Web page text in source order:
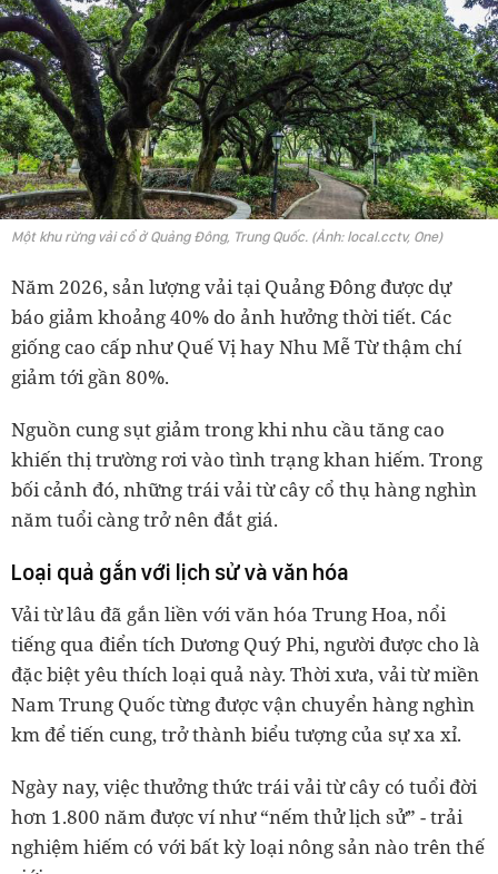
Một khu rừng vải cổ ở Quảng Đông, Trung Quốc. (Ảnh: local.cctv, One)
Năm 2026, sản lượng vải tại Quảng Đông được dự
báo giảm khoảng 40% do ảnh hưởng thời tiết. Các
giống cao cấp như Quế Vị hay Nhu Mễ Từ thậm chí
giảm tới gần 80%.
Nguồn cung sụt giảm trong khi nhu cầu tăng cao
khiến thị trường rơi vào tình trạng khan hiếm. Trong
bối cảnh đó, những trái vải từ cây cổ thụ hàng nghìn
năm tuổi càng trở nên đắt giá.
Loại quả gắn với lịch sử và văn hóa
Vải từ lâu đã gắn liền với văn hóa Trung Hoa, nổi
tiếng qua điển tích Dương Quý Phi, người được cho là
đặc biệt yêu thích loại quả này. Thời xưa, vải từ miền
Nam Trung Quốc từng được vận chuyển hàng nghìn
km để tiến cung, trở thành biểu tượng của sự xa xỉ.
Ngày nay, việc thưởng thức trái vải từ cây có tuổi đời
hơn 1.800 năm được ví như “nếm thử lịch sử” - trải
nghiệm hiếm có với bất kỳ loại nông sản nào trên thế